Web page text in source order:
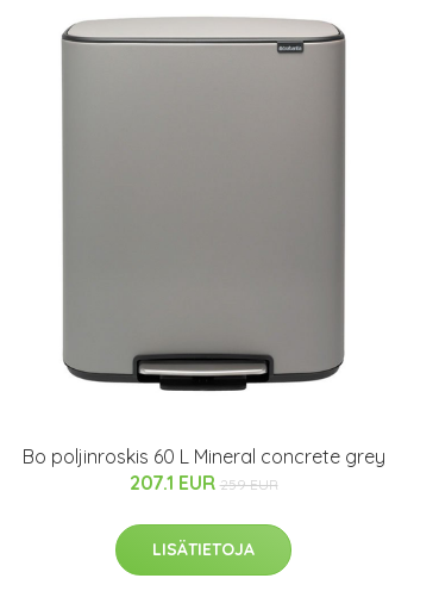
Bo poljinroskis 60 L Mineral concrete grey
207.1 EUR 259 EUR
LISÄTIETOJA